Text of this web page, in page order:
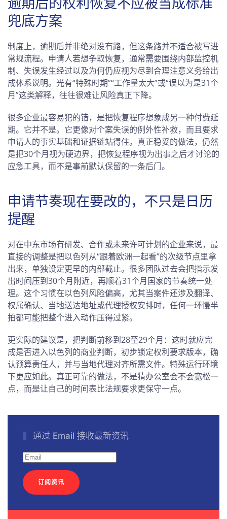
兜底方案
制度上，逾期后并非绝对没有路，但这条路并不适合被写进
常规流程。申请人若想争取恢复，通常需要围绕内部监控机
制、失误发生经过以及为何仍应视为尽到合理注意义务给出
成体系说明。光有“特殊时期”“工作量太大”或“误以为是31个
月”这类解释，往往很难让风险真正下降。
很多企业最容易犯的错，是把恢复程序想象成另一种付费延
期。它并不是。它更像对个案失误的例外性补救，而且要求
申请人的事实基础和证据链站得住。真正稳妥的做法，仍然
是把30个月视为硬边界，把恢复程序视为出事之后才讨论的
应急工具，而不是事前默认保留的一条后门。
申请节奏现在要改的，不只是日历
提醒
对在中东市场有研发、合作或未来许可计划的企业来说，最
直接的调整是把以色列从“跟着欧洲一起看”的次级节点里拿
出来，单独设定更早的内部截止。很多团队过去会把指示发
出时间压到30个月附近，再顺着31个月国家的节奏统一处
理。这个习惯在以色列风险偏高，尤其当案件还涉及翻译、
权属确认、当地送达地址或代理授权安排时，任何一环慢半
拍都可能把整个进入动作压得过紧。
更实际的建议是，把判断前移到28至29个月：这时就应完
成是否进入以色列的商业判断，初步锁定权利要求版本，确
认预算责任人，并与当地代理对齐所需文件。特殊运行环境
下更应如此。真正可靠的做法，不是猜办公室会不会宽松一
点，而是让自己的时间表比法规要求更保守一点。
通过 Email 接收最新资讯
订阅资讯